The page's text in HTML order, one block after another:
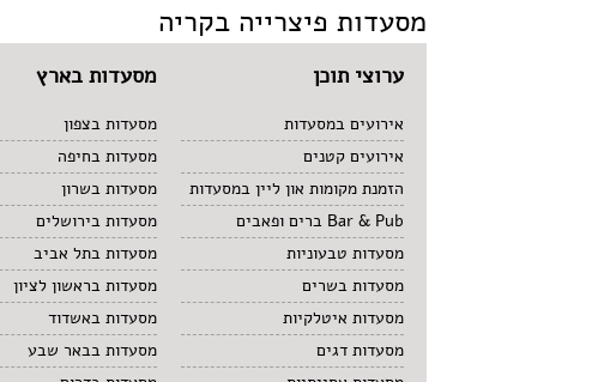
מסעדות פיצרייה בקריה
ערוצי תוכן
אירועים במסעדות
אירועים קטנים
הזמנת מקומות און ליין במסעדות
Bar & Pub ברים ופאבים
מסעדות טבעוניות
מסעדות בשרים
מסעדות איטלקיות
מסעדות דגים
מסעדות בארץ
מסעדות בצפון
מסעדות בחיפה
מסעדות בשרון
מסעדות בירושלים
מסעדות בתל אביב
מסעדות בראשון לציון
מסעדות באשדוד
מסעדות בבאר שבע